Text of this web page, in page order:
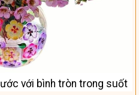
với bình tròn trong suốt